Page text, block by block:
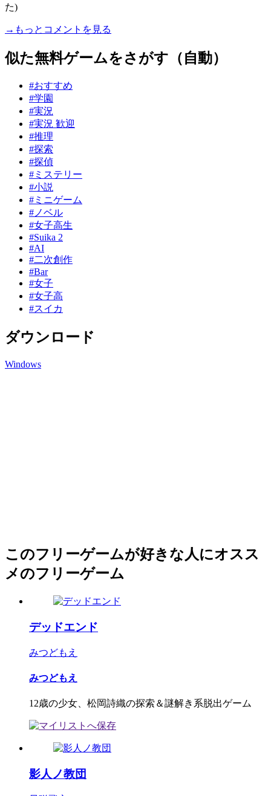
た)
→もっとコメントを見る
似た無料ゲームをさがす（自動）
#おすすめ
#学園
#実況
#実況 歓迎
#推理
#探索
#探偵
#ミステリー
#小説
#ミニゲーム
#ノベル
#女子高生
#Suika 2
#AI
#二次創作
#Bar
#女子
#女子高
#スイカ
ダウンロード
Windows
このフリーゲームが好きな人にオスス
メのフリーゲーム
デッドエンド
みつどもえ
みつどもえ
12歳の少女、松岡詩織の探索＆謎解き系脱出ゲーム
影人ノ教団